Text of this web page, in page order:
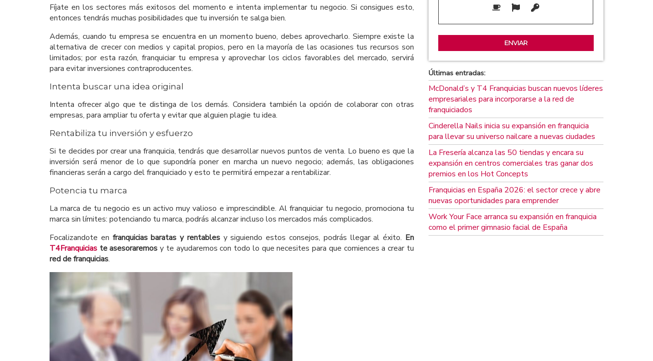
Fíjate en los sectores más exitosos del momento e intenta implementar tu negocio. Si consigues esto,
entonces tendrás muchas posibilidades que tu inversión te salga bien.
Además, cuando tu empresa se encuentra en un momento bueno, debes aprovecharlo. Siempre existe la
alternativa de crecer con medios y capital propios, pero en la mayoría de las ocasiones tus recursos son
limitados; por esta razón, franquiciar tu empresa y aprovechar los ciclos favorables del mercado, servirá
para evitar inversiones contraproducentes.
Intenta buscar una idea original
Intenta ofrecer algo que te distinga de los demás. Considera también la opción de colaborar con otras
empresas, para ampliar tu oferta y evitar que alguien plagie tu idea.
Rentabiliza tu inversión y esfuerzo
Si te decides por crear una franquicia, tendrás que desarrollar nuevos puntos de venta. Lo bueno es que la
inversión será menor de lo que supondría poner en marcha un nuevo negocio; además, las obligaciones
financieras serán a cargo del franquiciado y esto te permitirá empezar a rentabilizar.
Potencia tu marca
La marca de tu negocio es un activo muy valioso e imprescindible. Al franquiciar tu negocio, promociona tu
marca sin límites: potenciando tu marca, podrás alcanzar incluso los mercados más complicados.
Focalizandote en franquicias baratas y rentablesy siguiendo estos consejos, podrás llegar al éxito. En
T4Franquicias te asesoraremos y te ayudaremos con todo lo que necesites para que comiences a crear tu
red de franquicias.
Últimas entradas:
McDonald’s y T4 Franquicias buscan nuevos líderes
empresariales para incorporarse a la red de
franquiciados
Cinderella Nails inicia su expansión en franquicia
para llevar su universo nailcare a nuevas ciudades
La Fresería alcanza las 50 tiendas y encara su
expansión en centros comerciales tras ganar dos
premios en los Hot Concepts
Franquicias en España 2026: el sector crece y abre
nuevas oportunidades para emprender
Work Your Face arranca su expansión en franquicia
como el primer gimnasio facial de España